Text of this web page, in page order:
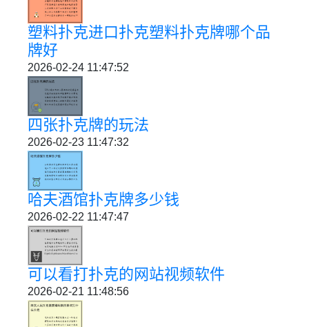
塑料扑克进口扑克塑料扑克牌哪个品
牌好
2026-02-24 11:47:52
四张扑克牌的玩法
2026-02-23 11:47:32
哈夫酒馆扑克牌多少钱
2026-02-22 11:47:47
可以看打扑克的网站视频软件
2026-02-21 11:48:56